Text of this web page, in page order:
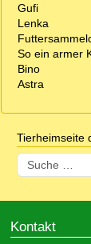
Gufi
Lenka
So ein armer
Bino
Astra
Tierheimseite
Suchen
Kontakt